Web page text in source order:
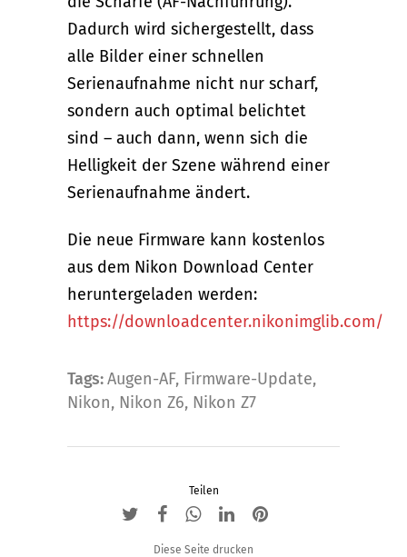
Dadurch wird sichergestellt, dass
alle Bilder einer schnellen
Serienaufnahme nicht nur scharf,
sondern auch optimal belichtet
sind – auch dann, wenn sich die
Helligkeit der Szene während einer
Serienaufnahme ändert.
Die neue Firmware kann kostenlos
aus dem Nikon Download Center
heruntergeladen werden:
https://downloadcenter.nikonimglib.com/
Tags: Augen-AF, Firmware-Update,
Nikon, Nikon Z6, Nikon Z7
Teilen
Diese Seite drucken